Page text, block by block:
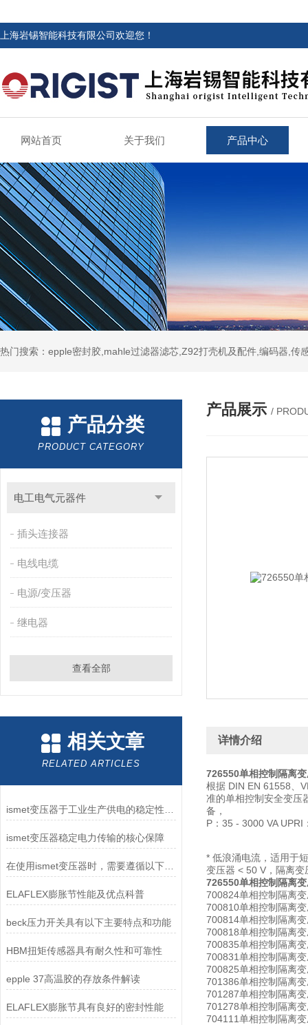
上海岩锡智能科技有限公司欢迎您！
网站首页 关于我们 产品中心
热门搜索：epple密封胶,mahle过滤器滤芯,Z92打壳机及配件,编码器,传
产品分类
PRODUCT CATEGORY
电工电气元器件
插头连接器
电线电缆
电源/变压器
继电器
查看全部
相关文章
RELATED ARTICLES
ismet变压器稳定电力传输的核心保障
在使用ismet变压器时，需要遵循以下要求
ELAFLEX膨胀节性能及优点科普
beck压力开关具有以下主要特点和功能
HBM扭矩传感器具有耐久性和可靠性
epple 37高温胶的存放条件解读
ELAFLEX膨胀节具有良好的密封性能
产品展示 /
详情介绍
726550单相控制隔离
根据 DIN EN 61558、
准的单相控制安全变压
备，
P：35 - 3000 VA
* 低浪涌电流，适用于
变压器 < 50 V，隔离
726550单相控制隔离
700824单相控制隔离
700810单相控制隔离
700814单相控制隔离
700818单相控制隔离
700835单相控制隔离
700831单相控制隔离
700825单相控制隔离
701386单相控制隔离
701287单相控制隔离
701278单相控制隔离
704111单相控制隔离